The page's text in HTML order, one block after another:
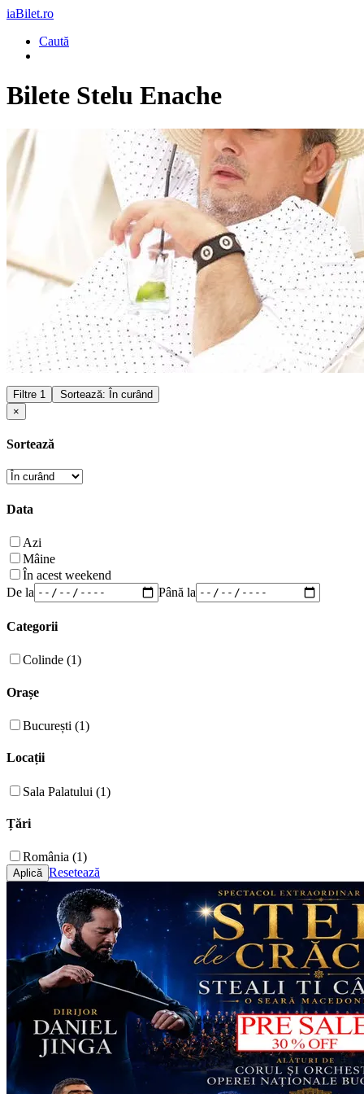
iaBilet.ro
Caută
Bilete Stelu Enache
Filtre 1
Sortează: În curând
×
Sortează
Data
Azi
Mâine
În acest weekend
De la
Până la
Categorii
Colinde (1)
Orașe
București (1)
Locații
Sala Palatului (1)
Țări
România (1)
Resetează